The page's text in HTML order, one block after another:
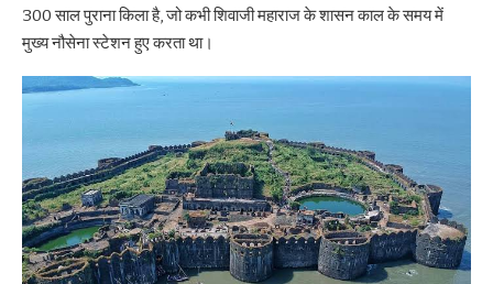
300 साल पुराना किला है, जो कभी शिवाजी महाराज के शासन काल के समय में
मुख्य नौसेना स्टेशन हुए करता था।